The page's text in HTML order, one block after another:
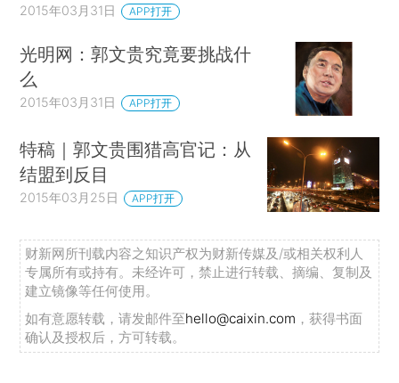
2015年03月31日 APP打开
光明网：郭文贵究竟要挑战什
么
2015年03月31日 APP打开
特稿｜郭文贵围猎高官记：从
结盟到反目
2015年03月25日 APP打开
财新网所刊载内容之知识产权为财新传媒及/或相关权利人
专属所有或持有。未经许可，禁止进行转载、摘编、复制及
建立镜像等任何使用。
如有意愿转载，请发邮件至hello@caixin.com ，获得书面
确认及授权后，方可转载。